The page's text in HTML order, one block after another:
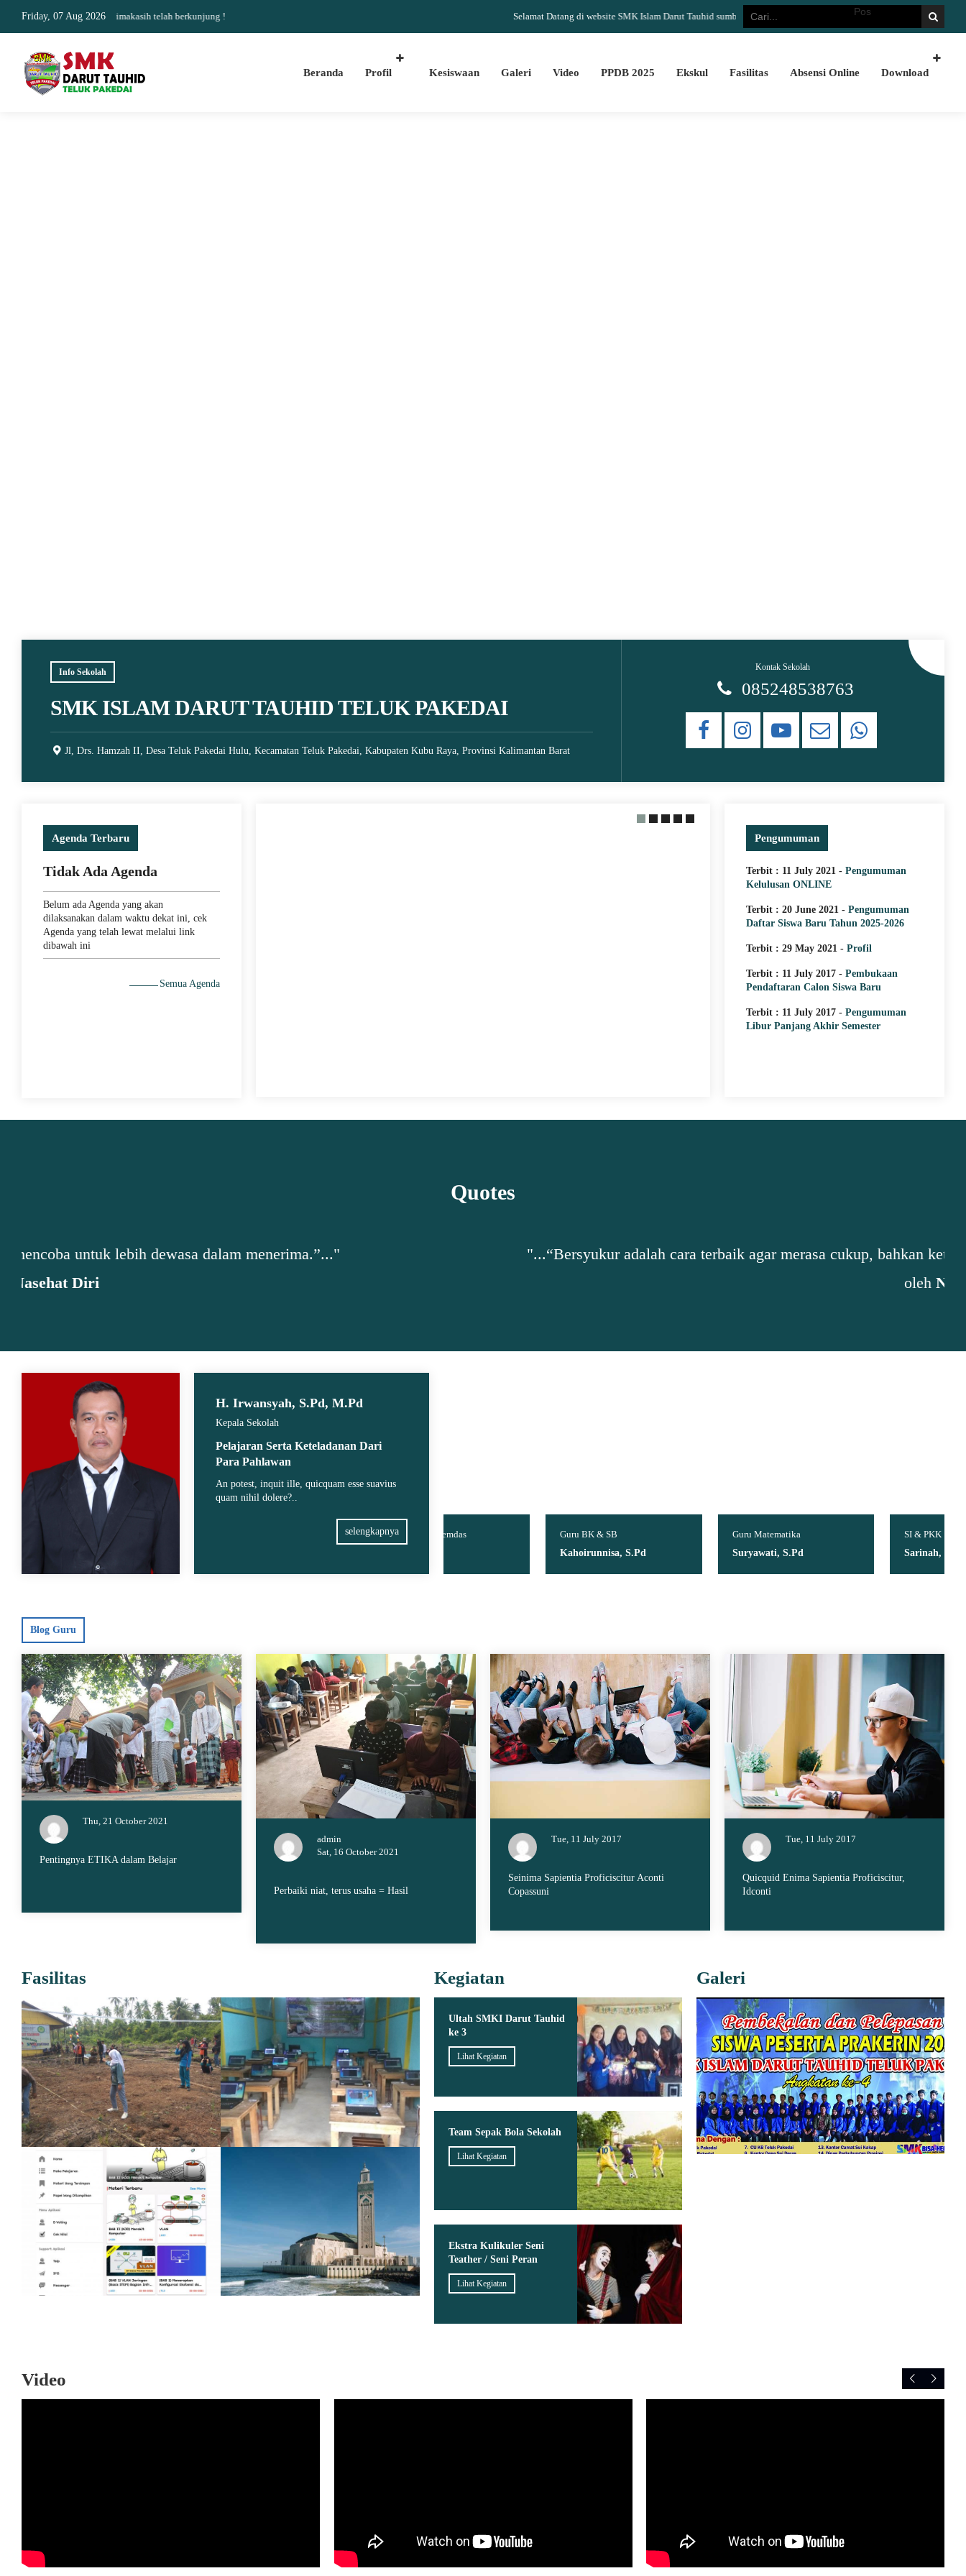
Friday, 07 Aug 2026 Selamat Datang di website SMK Islam Darut Tauhid sumber informasi yang akurat dan update Terimakasih telah
akurat dan update Terimakasih telah berkunjung !
Beranda Profil Kesiswaan Galeri Video PPDB 2025 Ekskul Fasilitas Absensi Online Download
Info Sekolah
SMK ISLAM DARUT TAUHID TELUK PAKEDAI
Jl, Drs. Hamzah II, Desa Teluk Pakedai Hulu, Kecamatan Teluk Pakedai, Kabupaten Kubu Raya, Provinsi Kalimantan Barat
Kontak Sekolah
085248538763
Agenda Terbaru
Tidak Ada Agenda
Belum ada Agenda yang akan
dilaksanakan dalam waktu dekat ini, cek
Agenda yang telah lewat melalui link
dibawah ini
Semua Agenda
Struktur Organisasi
Teluk Pakedai
Pengumuman
Terbit : 11 July 2021 - Pengumuman
Kelulusan ONLINE
Terbit : 20 June 2021 - Pengumuman
Daftar Siswa Baru Tahun 2025-2026
Terbit : 29 May 2021 - Profil
Terbit : 11 July 2017 - Pembukaan
Pendaftaran Calon Siswa Baru
Terbit : 11 July 2017 - Pengumuman
Libur Panjang Akhir Semester
Quotes
"...“Bersyukur adalah cara terbaik agar merasa cukup, bahkan ketika berkekurangan. Jangan berharap lebih sebelum berusaha lebih.”..."
H. Irwansyah, S.Pd, M.Pd
Kepala Sekolah
Pelajaran Serta Keteladanan Dari
Para Pahlawan
An potest, inquit ille, quicquam esse suavius
quam nihil dolere?..
selengkapnya
Guru B. Indonesia
Guru KJD & Pemdas
Guru BK & SB
Suryawati, S.Pd
Sarinah, S.Pd
Blog Guru
Thu, 21 October 2021
Pentingnya ETIKA dalam Belajar
admin
Sat, 16 October 2021
Perbaiki niat, terus usaha = Hasil
Tue, 11 July 2017
Seinima Sapientia Proficiscitur Aconti
Copassuni
Tue, 11 July 2017
Quicquid Enima Sapientia Proficiscitur,
Idconti
Fasilitas Kegiatan
Ultah SMKI Darut Tauhid
ke 3
Lihat Kegiatan
Team Sepak Bola Sekolah
Lihat Kegiatan
Ekstra Kulikuler Seni
Teather / Seni Peran
Lihat Kegiatan
Galeri
Video